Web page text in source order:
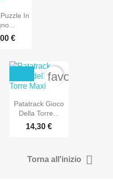
In
€
Patatrack Gioco
Della Torre...
14,30 €
Torna all'inizio 